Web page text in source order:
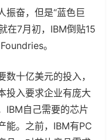
振奋，但是“蓝色巨
在7月初，IBM倒贴15
。
十亿美元的投入，
投入要求企业有庞大
IBM自己需要的芯片
能。之前，IBM有PC